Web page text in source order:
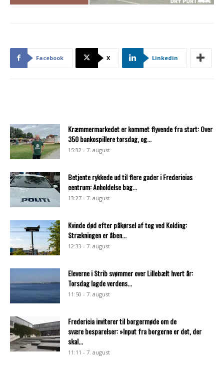
Facebook X Linkedin
Kræmmermarkedet er kommet flyvende fra start: Over
350 bankospillere torsdag, og...
15:32 - 7. august
Betjente rykkede ud til flere gader i Fredericias
centrum: Anholdelse bag...
13:27 - 7. august
Kvinde død efter påkørsel af tog ved Kolding:
Strækningen er åben...
12:33 - 7. august
Eleverne i Strib svømmer over Lillebælt hvert år:
Torsdag lagde verdens...
11:50 - 7. august
Fredericia inviterer til borgermøde om de
svære besparelser: »Input fra borgerne er det, der
skal...
11:11 - 7. august